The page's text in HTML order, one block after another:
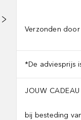
Verzonden
*De adviesprijs
JOUW CADEAU
bij besteding